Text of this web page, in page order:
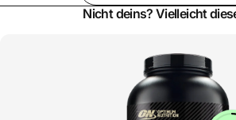
Nicht deins? Vielleicht